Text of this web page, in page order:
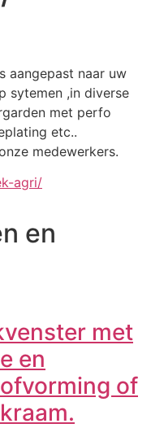
aangepast naar uw
sytemen ,in diverse
met perfo
etc..
medewerkers.
agri/
en
met
en
of